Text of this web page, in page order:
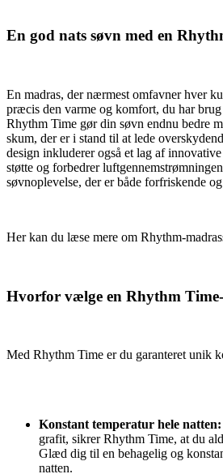
En god nats søvn med en
En madras, der nærmest omfavner hver
præcis den varme og komfort, du har
Rhythm Time gør din søvn endnu bedre
skum, der er i stand til at lede
design inkluderer også et lag af
støtte og forbedrer
søvnoplevelse, der er både forfriskende
Her kan du læse mere om Rhythm-
Hvorfor vælge en Rhythm
Med Rhythm Time er du garanteret unik
Konstant temperatur hele natten:
grafit, sikrer Rhythm Time, at du
Glæd dig til en behagelig og
natten.